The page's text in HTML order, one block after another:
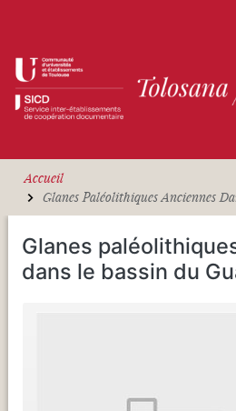
Accueil
Glanes Paléolithiques Anciennes
Glanes
dans le bassin du